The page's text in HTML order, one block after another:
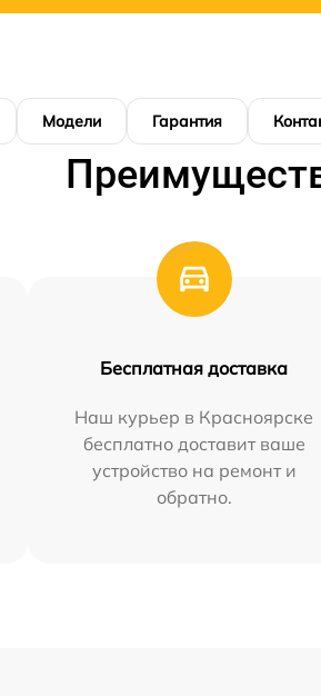
Модели Гарантия
Бесплатная доставка
Наш курьер в Красноярске
бесплатно доставит ваше
устройство на ремонт и
обратно.